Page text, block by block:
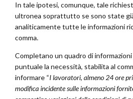
In tale ipotesi, comunque, tale
ultronea soprattutto se sono state
analiticamente tutte le informazioni
comma.
Completano un quadro di
puntuale la necessità, stabilita al
informare “I lavoratori, almeno 24 ore
modifica incidente sulle informazioni